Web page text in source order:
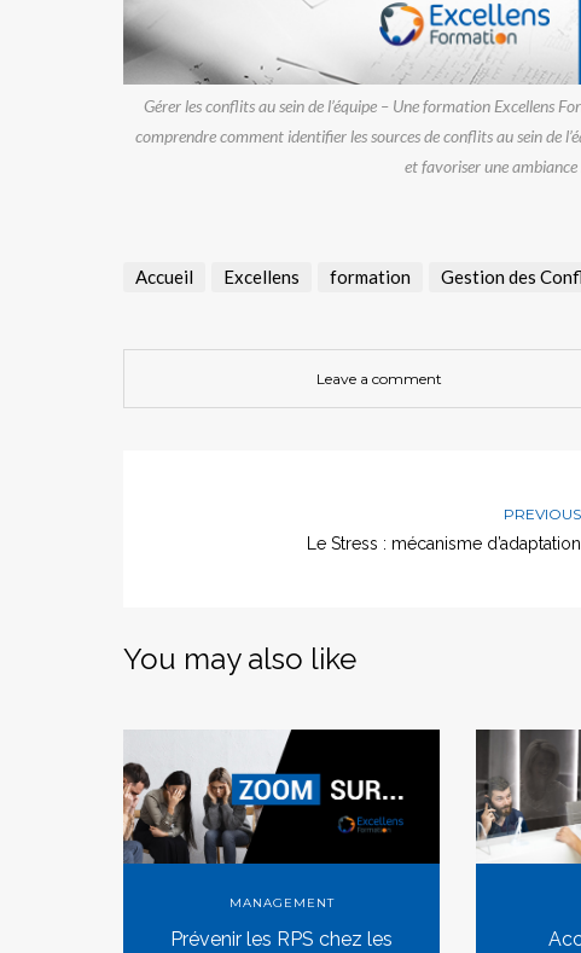
Gérer les conflits au sein de l’équipe – Une formation Excellens
comprendre comment identifier les sources de conflits au sein de
et favoriser une
Accueil Excellens formation Gestion des
Leave a comment
PREVIOUS
Le Stress : mécanisme d’adaptation
You may also like
MANAGEMENT
Prévenir les RPS chez les